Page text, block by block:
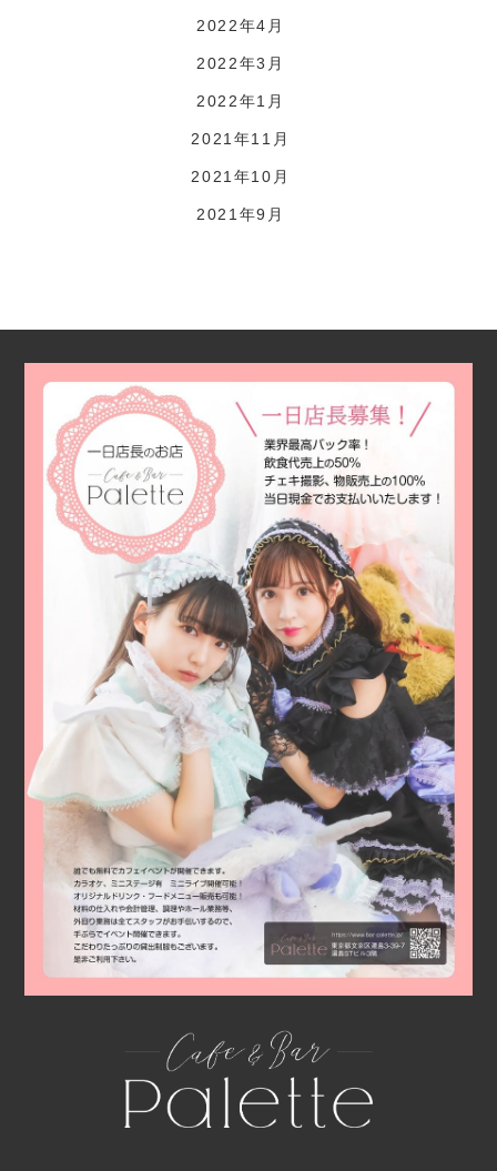
2022年4月
2022年3月
2022年1月
2021年11月
2021年10月
2021年9月